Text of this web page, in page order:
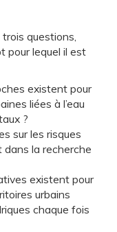
questions,
pour lequel il est
existent pour
liées à l’eau
?
sur les risques
la recherche
existent pour
urbains
chaque fois